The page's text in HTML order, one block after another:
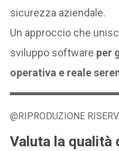
sicurezza aziendale.
Un approccio che
sviluppo software per
operativa e reale
@RIPRODUZIONE
Valuta la